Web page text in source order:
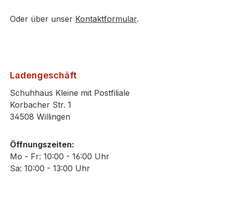
Oder über unser Kontaktformular.
Ladengeschäft
Schuhhaus Kleine mit Postfiliale
Korbacher Str. 1
34508 Willingen
Öffnungszeiten:
Mo - Fr: 10:00 - 16:00 Uhr
Sa: 10:00 - 13:00 Uhr